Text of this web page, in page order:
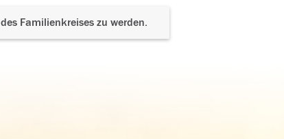
Familienkreises zu werden.